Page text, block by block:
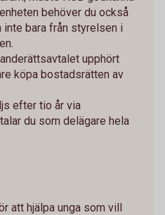
behöver du också
bara från styrelsen i
upphört
köpa bostadsrätten av
efter tio år via
du som delägare hela
att hjälpa unga som vill